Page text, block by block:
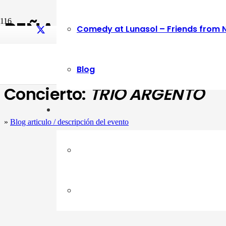
Comedy at Lunasol – Friends from
Blog
PEÑA CRIOLLA #2 –
Workshop:Gabo Naas
Concierto: TRIO ARGENTO
» Blog articulo / descripción del evento